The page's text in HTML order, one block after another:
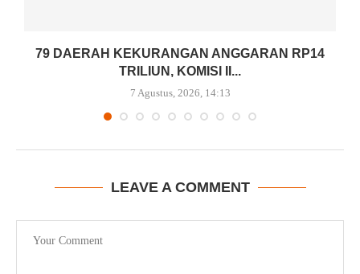
79 DAERAH KEKURANGAN ANGGARAN RP14
TRILIUN, KOMISI II...
7 Agustus, 2026, 14:13
LEAVE A COMMENT